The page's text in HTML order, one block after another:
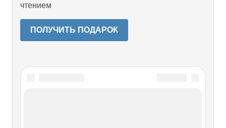
чтением
ПОЛУЧИТЬ ПОДАРОК